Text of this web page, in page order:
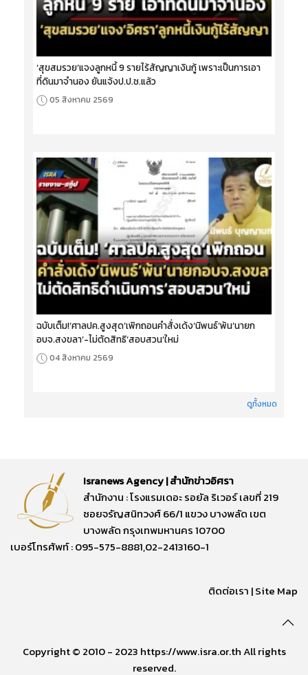
‘สุขสมรวย’แจงลูกหนี้ 9 รายไร้สัญญาเงินกู้ เพราะเป็นการเอา
ที่ดินมาจำนอง ยันแจ้งป.ป.ช.แล้ว
05 สิงหาคม 2569
ฉบับเต็ม!‘ศาลปค.สูงสุด’เพิกถอนคำสั่งเด้ง‘นิพนธ์’พ้น‘นายก
อบจ.สงขลา’-ไม่ตัดสิทธิ‘สอบสวน’ใหม่
04 สิงหาคม 2569
ดูทั้งหมด
Isranews Agency | สำนักข่าวอิศรา
สำนักงาน : โรงแรมเดอะ รอยัล ริเวอร์ เลขที่ 219
ซอยจรัญสนิทวงศ์ 66/1 แขวง บางพลัด เขต
บางพลัด กรุงเทพมหานคร 10700
เบอร์โทรศัพท์ : 095-575-8881,02-2413160-1
ติดต่อเรา |Site Map
Copyright © 2010 - 2023 https://www.isra.or.th All rights
reserved.